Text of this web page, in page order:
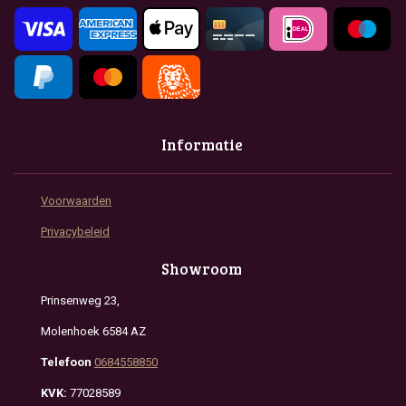
k
a
m
p
Informatie
Voorwaarden
Privacybeleid
Showroom
Prinsenweg 23,
Molenhoek 6584 AZ
Telefoon 0684558850
KVK: 77028589